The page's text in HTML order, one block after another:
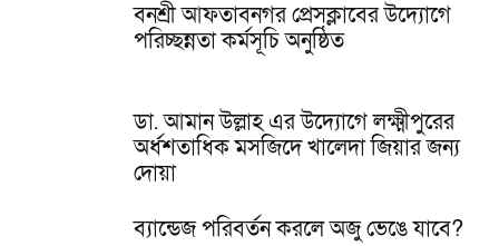
বনশ্রী আফতাবনগর প্রেসক্লাবের উদ্যোগে
পরিচ্ছন্নতা কর্মসূচি অনুষ্ঠিত
ডা. আমান উল্লাহ এর উদ্যোগে লক্ষ্মীপুরের
অর্ধশতাধিক মসজিদে খালেদা জিয়ার জন্য
দোয়া
ব্যান্ডেজ পরিবর্তন করলে অজু ভেঙে যাবে?